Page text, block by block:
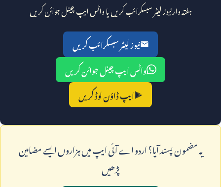
ہفتہ وار نیوز لیٹر سبسکرائب کریں یا واٹس ایپ چینل جوائن کریں
نیوز لیٹر سبسکرائب کریں
واٹس ایپ چینل جوائن کریں
ایپ ڈاؤن لوڈ کریں
يہ مضمون پسند آيا؟ اردو اے آئی ايپ ميں ہزاروں ايسے مضامين
پڑھيں